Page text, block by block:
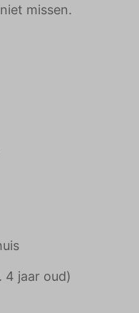
missen.
4 jaar oud)